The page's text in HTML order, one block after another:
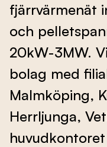
Hyresgäster
Nyheter
Evenemang
fjärrvärmenät
och
20kW-3MW.
bolag med
Malmköping,
Herrljunga,